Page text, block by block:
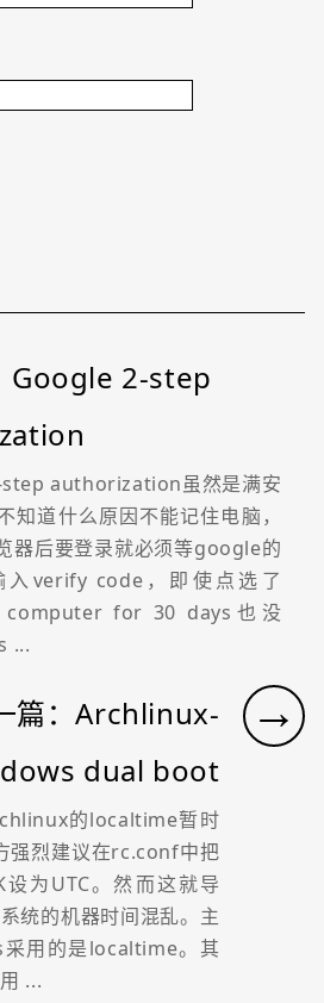
Google 2-step
authorization虽然是满安
知道什么原因不能记住电脑，
器后要登录就必须等google的
入verify code，即使点选了
computer for 30 days也没
...
→
篇：Archlinux-
dual boot
的localtime暂时
强烈建议在rc.conf中把
设为UTC。然而这就导
统的机器时间混乱。主
用的是localtime。其
...